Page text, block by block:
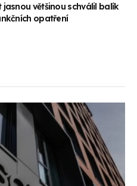
jasnou většinou schválil balík
opatření